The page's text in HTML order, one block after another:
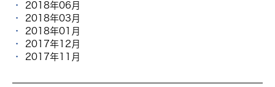
2018年06月
2018年03月
2018年01月
2017年12月
2017年11月